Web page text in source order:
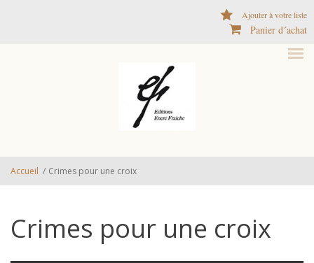
Ajouter à votre liste
Panier d´achat
Accueil / Crimes pour une croix
Crimes pour une croix